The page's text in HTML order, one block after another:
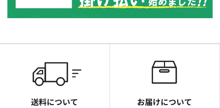
送料について お届けについて